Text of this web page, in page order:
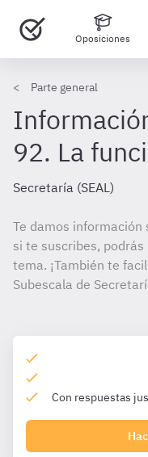
Oposiciones
Parte general
92. La
Secretaría (SEAL)
Te damos información
si te suscribes,
tema. ¡También te
Subescala de
Con respuestas